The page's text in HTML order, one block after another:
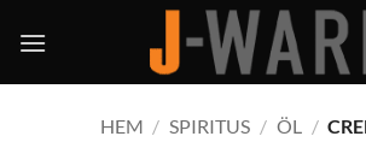
HEM / SPIRITUS / ÖL /